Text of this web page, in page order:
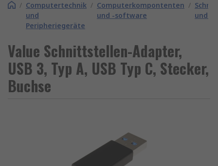
/ Computertechnik
und
Peripheriegeräte
/ Computerkompontenten
und -software
/
und -
Value Schnittstellen-Adapter,
USB 3, Typ A, USB Typ C, Stecker,
Buchse